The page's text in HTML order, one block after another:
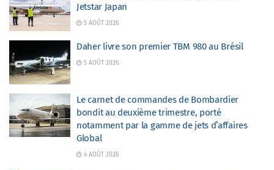
Jetstar Japan
5 AOÛT 2026
Daher livre son premier TBM 980 au Brésil
5 AOÛT 2026
Le carnet de commandes de Bombardier
bondit au deuxième trimestre, porté
notamment par la gamme de jets d’affaires
Global
4 AOÛT 2026